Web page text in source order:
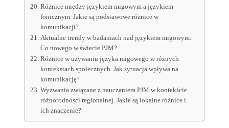
Różnice między językiem migowym a językiem
fonicznym. Jakie są podstawowe różnice w
komunikacji?
Aktualne trendy w badaniach nad językiem migowym.
Co nowego w świecie PJM?
Różnice w używaniu języka migowego w różnych
kontekstach społecznych. Jak sytuacja wpływa na
komunikację?
Wyzwania związane z nauczaniem PJM w kontekście
różnorodności regionalnej. Jakie są lokalne różnice i
ich znaczenie?